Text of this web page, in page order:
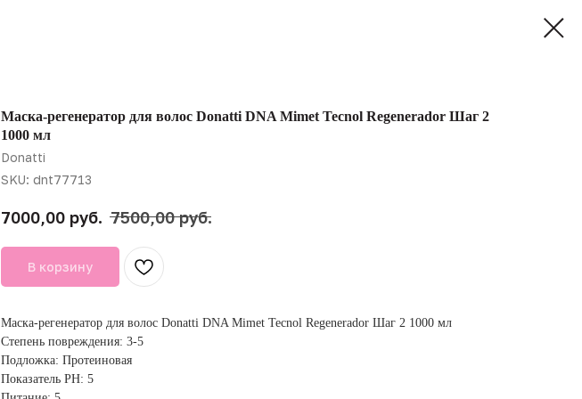
Маска-регенератор для волос Donatti DNA Mimet Tecnol Regenerador Шаг 2
1000 мл
Donatti
SKU: dnt77713
7000,00 руб. 7500,00 руб.
В корзину
Маска-регенератор для волос Donatti DNA Mimet Tecnol Regenerador Шаг 2 1000 мл
Степень повреждения: 3-5
Подложка: Протеиновая
Показатель PH: 5